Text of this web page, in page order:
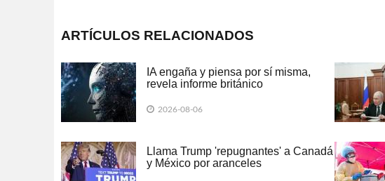
ARTÍCULOS RELACIONADOS
IA engaña y piensa por sí misma,
revela informe británico
2026-08-06
Llama Trump 'repugnantes' a Canadá
y México por aranceles